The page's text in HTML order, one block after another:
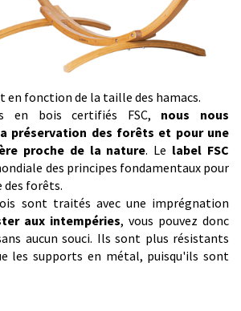
en fonction de la taille des hamacs.
en bois certifiés FSC, nous nous
préservation des forêts et pour une
proche de la nature. Le label FSC
des principes fondamentaux pour
des forêts.
sont traités avec une imprégnation
aux intempéries, vous pouvez donc
aucun souci. Ils sont plus résistants
les supports en métal, puisqu'ils sont